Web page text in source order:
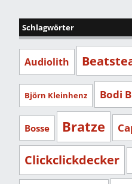
Schlagwörter
Audiolith
Björn Kleinhenz Bodi
Bosse Bratze
Clickclickdecker